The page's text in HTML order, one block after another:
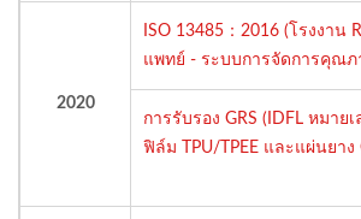
2020
ISO 13485：2016 (โรงงาน
แพทย์ - ระบบการจัดการคุณภ
การรับรอง GRS (IDFL หมาย
ฟิล์ม TPU/TPEE และแผ่นยาง